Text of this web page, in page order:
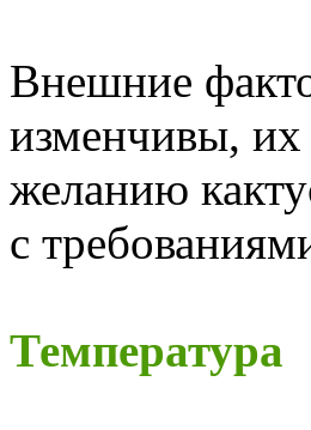
Внешние
изменчивы,
желанию
с
Температура